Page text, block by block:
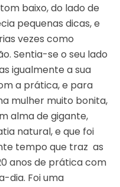
baixo, do lado de
pequenas dicas, e
vezes como
Sentia-se o seu lado
igualmente a sua
a prática, e para
mulher muito bonita,
alma de gigante,
natural, e que foi
tempo que traz as
anos de prática com
dia. Foi uma